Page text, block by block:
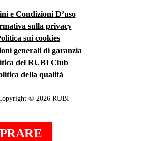
e Condizioni D’uso
sulla privacy
sui cookies
generali di garanzia
del RUBI Club
della qualità
© 2026 RUBI